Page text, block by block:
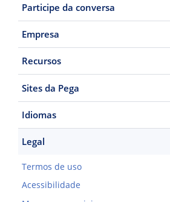
Participe da conversa
Empresa
Recursos
Sites da Pega
Idiomas
Legal
Termos de uso
Acessibilidade